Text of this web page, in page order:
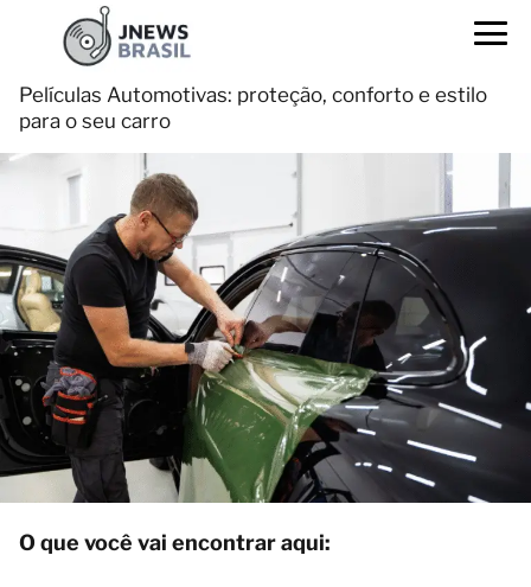
Películas Automotivas: proteção, conforto e estilo
para o seu carro
O que você vai encontrar aqui: